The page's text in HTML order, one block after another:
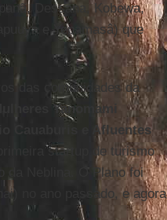
Dessana, Kobewa,
e Yepamasâ) que
das comunidades da
Yanomami
Cauaburis e Afluentes
startup de turismo
da Neblina. O Plano foi
no ano passado, e agora